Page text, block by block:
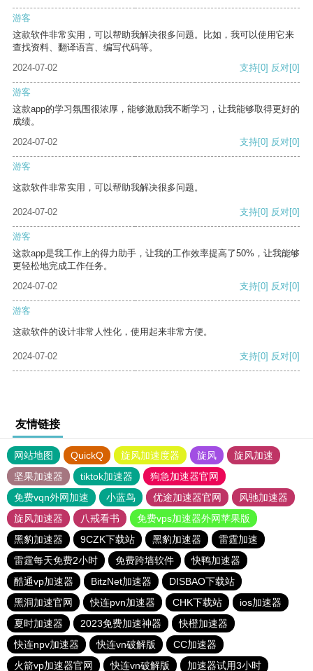
游客
这款软件非常实用，可以帮助我解决很多问题。比如，我可以使用它来
查找资料、翻译语言、编写代码等。
2024-07-02
支持[0] 反对[0]
游客
这款app的学习氛围很浓厚，能够激励我不断学习，让我能够取得更好的
成绩。
2024-07-02
支持[0] 反对[0]
游客
这款软件非常实用，可以帮助我解决很多问题。
2024-07-02 支持[0] 反对[0]
游客
这款app是我工作上的得力助手，让我的工作效率提高了50%，让我能够
更轻松地完成工作任务。
2024-07-02
支持[0] 反对[0]
游客
这款软件的设计非常人性化，使用起来非常方便。
2024-07-02 支持[0] 反对[0]
友情链接
网站地图 QuickQ 旋风加速度器 旋风
旋风加速
坚果加速器
tiktok加速器
狗急加速器官网
免费vqn外网加速
小蓝鸟 优途加速器官网
风驰加速器
旋风加速器
八戒看书
免费vps加速器外网苹果版
黑豹加速器
9CZK下载站 黑豹加速器
雷霆加速
雷霆每天免费2小时
免费跨墙软件
快鸭加速器
酷通vp加速器
BitzNet加速器
DISBAO下载站
黑洞加速官网
快连pvn加速器 CHK下载站
ios加速器
夏时加速器
2023免费加速神器
快橙加速器
快连npv加速器
快连vn破解版
CC加速器
火箭vp加速器官网
快连vn破解版 加速器试用3小时